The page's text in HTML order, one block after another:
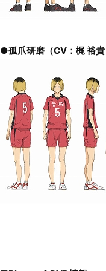
●孤爪研磨（CV：梶 裕